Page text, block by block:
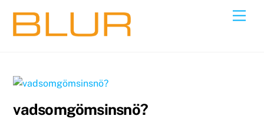
content
vadsomgömsinsnö?